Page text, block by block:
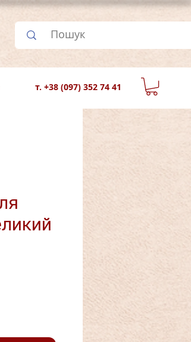
т. +38 (097) 352 74 41